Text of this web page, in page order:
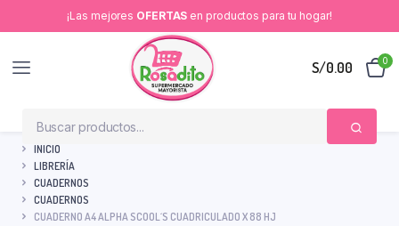
¡Las mejores OFERTAS en productos para tu hogar!
S/0.00 0
INICIO
LIBRERÍA
CUADERNOS
CUADERNOS
CUADERNO A4 ALPHA SCOOL´S CUADRICULADO X 88 HJ